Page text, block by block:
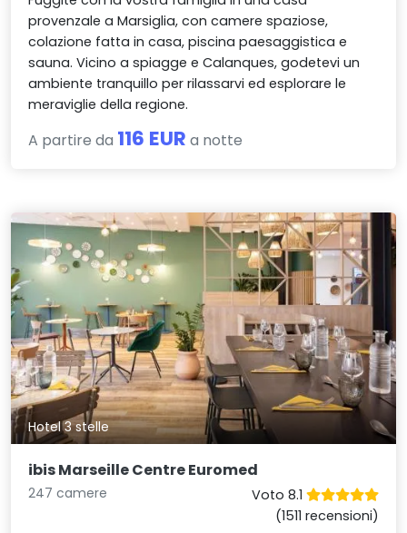
provenzale a Marsiglia, con camere spaziose,
colazione fatta in casa, piscina paesaggistica e
sauna. Vicino a spiagge e Calanques, godetevi un
ambiente tranquillo per rilassarvi ed esplorare le
meraviglie della regione.
A partire da 116 EUR a notte
Hotel 3 stelle
ibis Marseille Centre Euromed
247 camere
Voto 8.1
(1511 recensioni)